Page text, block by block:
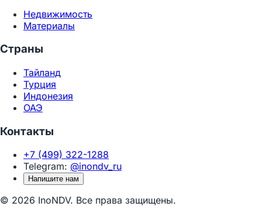
Недвижимость
Материалы
Страны
Тайланд
Турция
Индонезия
ОАЭ
Контакты
+7 (499) 322-1288
Telegram: @inondv_ru
Напишите нам
© 2026 InoNDV. Все права защищены.